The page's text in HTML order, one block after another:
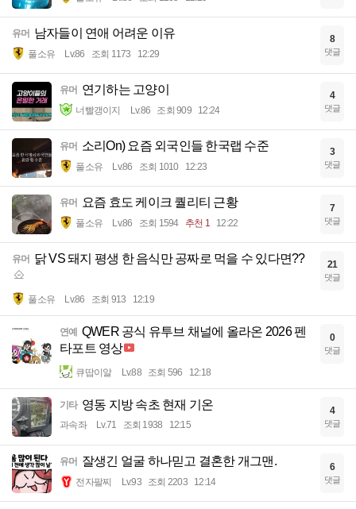
유머 남자들이 연애 어려운 이유
풀소유 Lv.86 조회 1173 12:29
8
댓글
유머 연기하는 고양이
너빨갱이지 Lv.86 조회 909 12:24
4
댓글
유머 소리On) 요즘 외국인들 한국랩 수준
풀소유 Lv.86 조회 1010 12:23
3
댓글
유머 요즘 효도 케이크 퀄리티 근황
풀소유 Lv.86 조회 1594 추천 1 12:22
7
댓글
유머 닭 VS 돼지 평생 한 음식만 공짜로 먹을 수 있다면??
풀소유 Lv.86 조회 913 12:19
21
댓글
연예 QWER 공식 유투브 채널에 올라온 2026 펜
타포트 영상
큐땁이알 Lv.88 조회 596 12:18
0
댓글
기타 영동 지방 속초 현재 기온
과속좌 Lv.71 조회 1938 12:15
4
댓글
유머 잘생긴 얼굴 하나믿고 결혼한 개그맨.
전자팔찌 Lv.93 조회 2203 12:14
6
댓글